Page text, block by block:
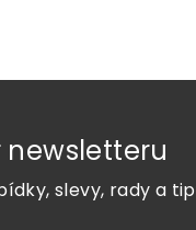
newsletteru
slevy, rady a